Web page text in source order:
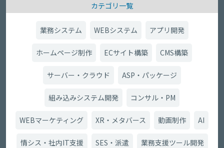
カテゴリ一覧
業務システム WEBシステム アプリ開発
ホームページ制作 ECサイト構築 CMS構築
サーバー・クラウド ASP・パッケージ
組み込みシステム開発 コンサル・PM
WEBマーケティング XR・メタバース 動画制作 AI
情シス・社内IT支援 SES・派遣 業務支援ツール開発